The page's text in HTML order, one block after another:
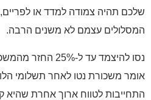
תהיה צמודה למדד או לפריים, כי
עצמם לא משנים הרבה.
נסו להיצמד עד ל-25%
משכורת נטו לאחר תשלומי הלוואות
לטווח ארוך אחרת שהיא